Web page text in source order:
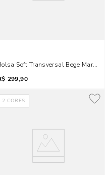
Corrente Bege Areia
Soft Transversal Bege Marfim
299,90
2 CORES